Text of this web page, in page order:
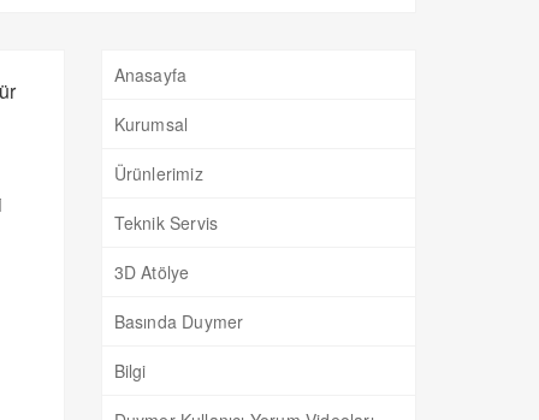
Anasayfa
Kurumsal
Ürünlerimiz
Teknik Servis
3D Atölye
Basında Duymer
Bilgi